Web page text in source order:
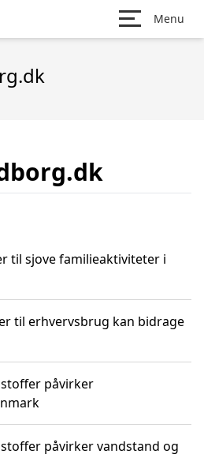
Menu
til sjove familieaktiviteter i
til erhvervsbrug kan bidrage
påvirker
påvirker vandstand og